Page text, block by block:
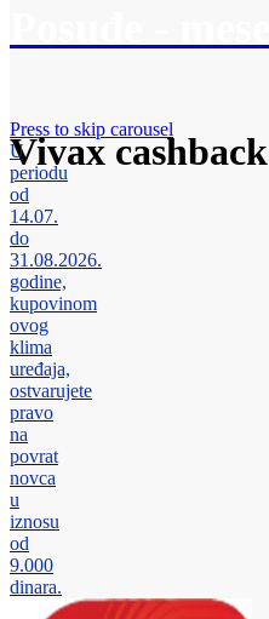
Vivax cashback
Press to skip carousel
U
periodu
od
14.07.
do
31.08.2026.
godine,
kupovinom
ovog
klima
uređaja,
ostvarujete
pravo
na
povrat
novca
u
iznosu
od
9.000
dinara.